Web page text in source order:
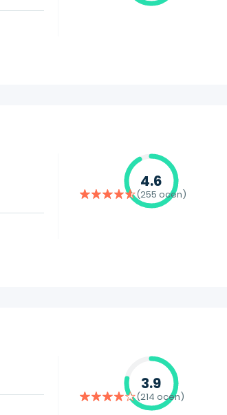
4.6
(255 ocen)
3.9
(214 ocen)